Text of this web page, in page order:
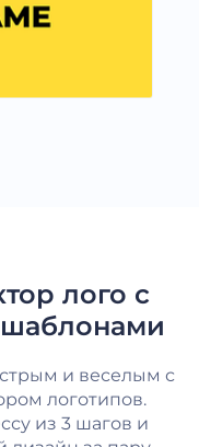
лого с
и веселым с
логотипов.
из 3 шагов и